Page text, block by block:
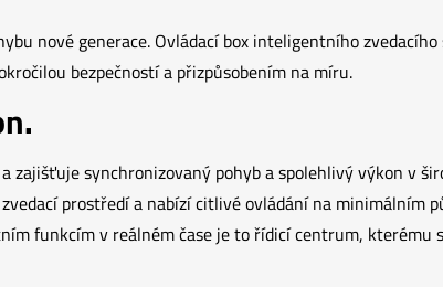
nové generace. Ovládací box inteligentního
bezpečností a přizpůsobením na míru.
zajišťuje synchronizovaný pohyb a spolehlivý výkon v
prostředí a nabízí citlivé ovládání na minimálním
funkcím v reálném čase je to řídicí centrum, kterému